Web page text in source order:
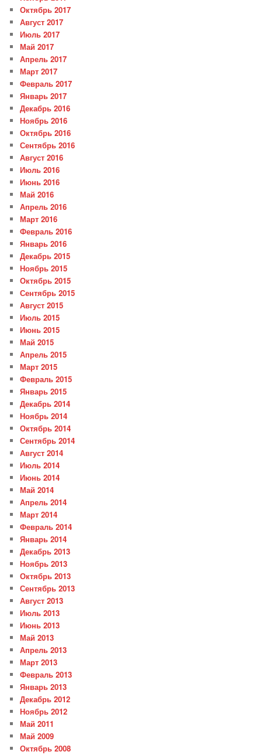
Октябрь 2017
Август 2017
Июль 2017
Май 2017
Апрель 2017
Март 2017
Февраль 2017
Январь 2017
Декабрь 2016
Ноябрь 2016
Октябрь 2016
Сентябрь 2016
Август 2016
Июль 2016
Июнь 2016
Май 2016
Апрель 2016
Март 2016
Февраль 2016
Январь 2016
Декабрь 2015
Ноябрь 2015
Октябрь 2015
Сентябрь 2015
Август 2015
Июль 2015
Июнь 2015
Май 2015
Апрель 2015
Март 2015
Февраль 2015
Январь 2015
Декабрь 2014
Ноябрь 2014
Октябрь 2014
Сентябрь 2014
Август 2014
Июль 2014
Июнь 2014
Май 2014
Апрель 2014
Март 2014
Февраль 2014
Январь 2014
Декабрь 2013
Ноябрь 2013
Октябрь 2013
Сентябрь 2013
Август 2013
Июль 2013
Июнь 2013
Май 2013
Апрель 2013
Март 2013
Февраль 2013
Январь 2013
Декабрь 2012
Ноябрь 2012
Май 2011
Май 2009
Октябрь 2008